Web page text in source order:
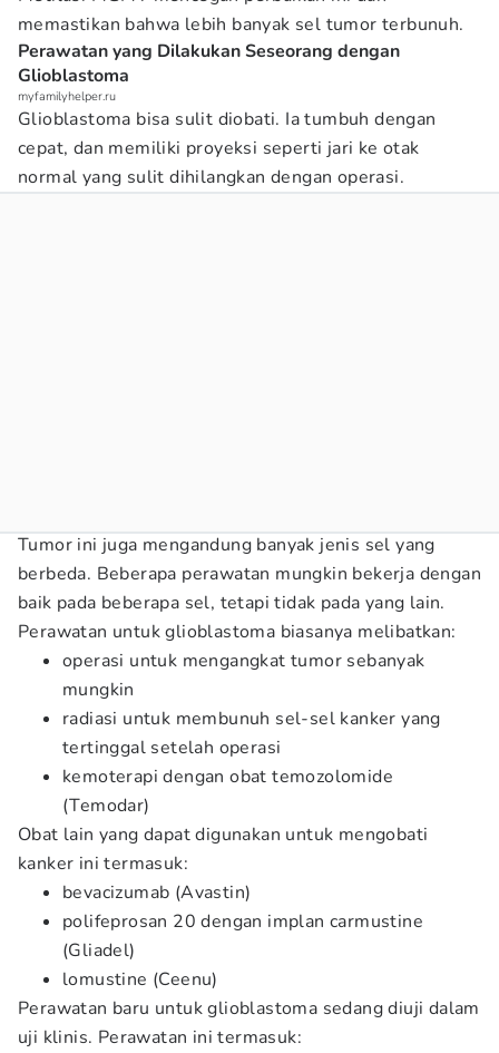
memastikan bahwa lebih banyak sel tumor terbunuh.
Perawatan yang Dilakukan Seseorang dengan
Glioblastoma
myfamilyhelper.ru
Glioblastoma bisa sulit diobati. Ia tumbuh dengan
cepat, dan memiliki proyeksi seperti jari ke otak
normal yang sulit dihilangkan dengan operasi.
Tumor ini juga mengandung banyak jenis sel yang
berbeda. Beberapa perawatan mungkin bekerja dengan
baik pada beberapa sel, tetapi tidak pada yang lain.
Perawatan untuk glioblastoma biasanya melibatkan:
operasi untuk mengangkat tumor sebanyak
mungkin
radiasi untuk membunuh sel-sel kanker yang
tertinggal setelah operasi
kemoterapi dengan obat temozolomide
(Temodar)
Obat lain yang dapat digunakan untuk mengobati
kanker ini termasuk:
bevacizumab (Avastin)
polifeprosan 20 dengan implan carmustine
(Gliadel)
lomustine (Ceenu)
Perawatan baru untuk glioblastoma sedang diuji dalam
uji klinis. Perawatan ini termasuk: